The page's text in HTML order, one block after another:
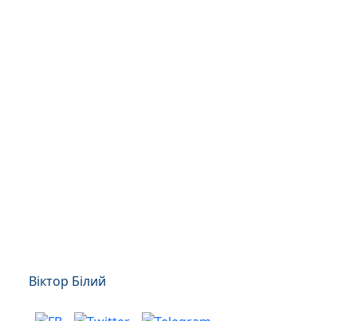
Віктор Білий